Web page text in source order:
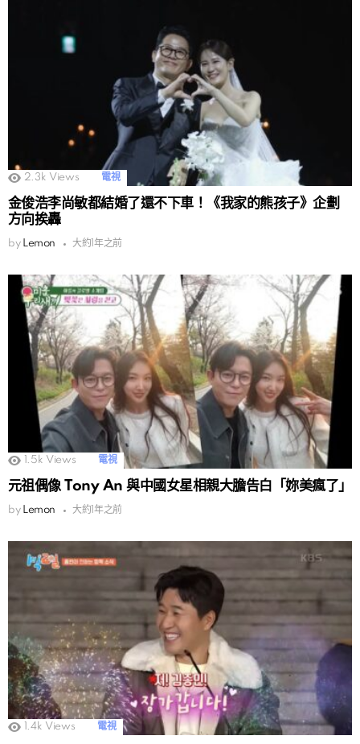
2.3k Views 電視
金俊浩李尚敏都結婚了還不下車！《我家的熊孩子》企劃
方向挨轟
by Lemon 大約1年之前
1.5k Views 電視
元祖偶像 Tony An 與中國女星相親大膽告白「妳美瘋了」
by Lemon 大約1年之前
1.4k Views 電視